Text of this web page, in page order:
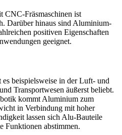
CNC-Fräsmaschinen ist
Darüber hinaus sind Aluminium-
positiven Eigenschaften
geeignet.
beispielsweise in der Luft- und
Transportwesen äußerst beliebt.
kommt Aluminium zum
in Verbindung mit hoher
lassen sich Alu-Bauteile
Funktionen abstimmen.